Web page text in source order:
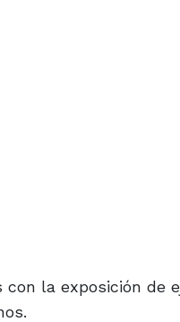
la exposición de